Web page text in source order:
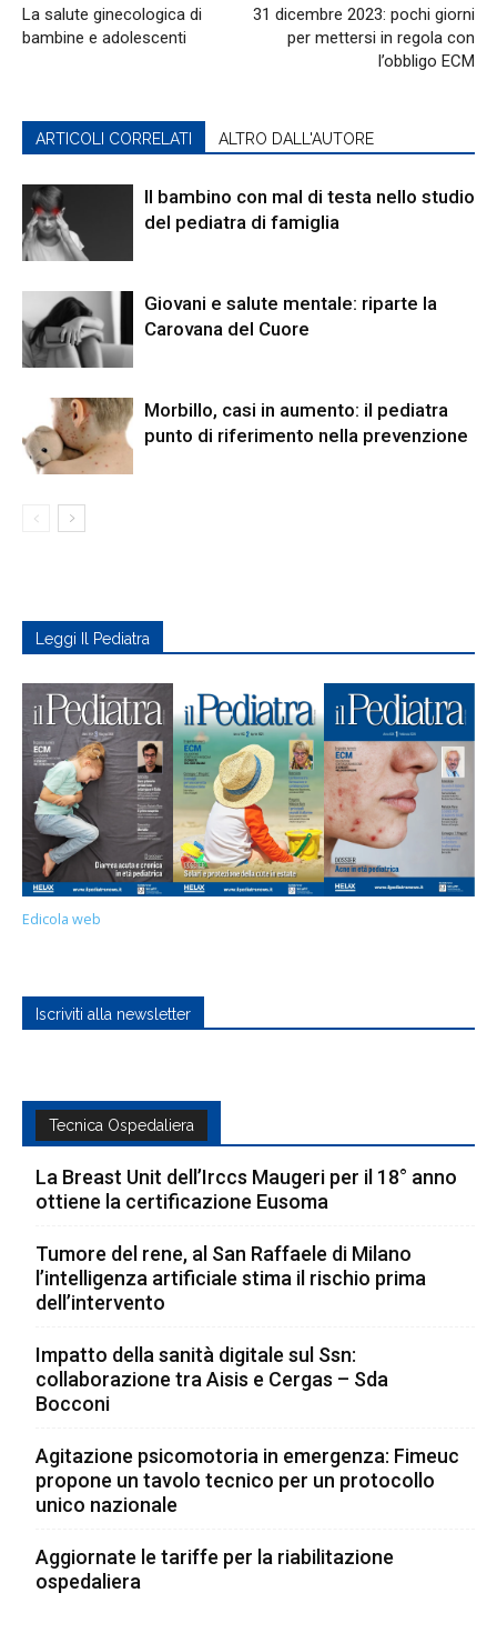
La salute ginecologica di
bambine e adolescenti
31 dicembre 2023: pochi giorni
per mettersi in regola con
l’obbligo ECM
ARTICOLI CORRELATI ALTRO DALL'AUTORE
Il bambino con mal di testa nello studio
del pediatra di famiglia
Giovani e salute mentale: riparte la
Carovana del Cuore
Morbillo, casi in aumento: il pediatra
punto di riferimento nella prevenzione
Leggi Il Pediatra
Edicola web
Iscriviti alla newsletter
Tecnica Ospedaliera
La Breast Unit dell’Irccs Maugeri per il 18° anno
ottiene la certificazione Eusoma
Tumore del rene, al San Raffaele di Milano
l’intelligenza artificiale stima il rischio prima
dell’intervento
Impatto della sanità digitale sul Ssn:
collaborazione tra Aisis e Cergas – Sda
Bocconi
Agitazione psicomotoria in emergenza: Fimeuc
propone un tavolo tecnico per un protocollo
unico nazionale
Aggiornate le tariffe per la riabilitazione
ospedaliera